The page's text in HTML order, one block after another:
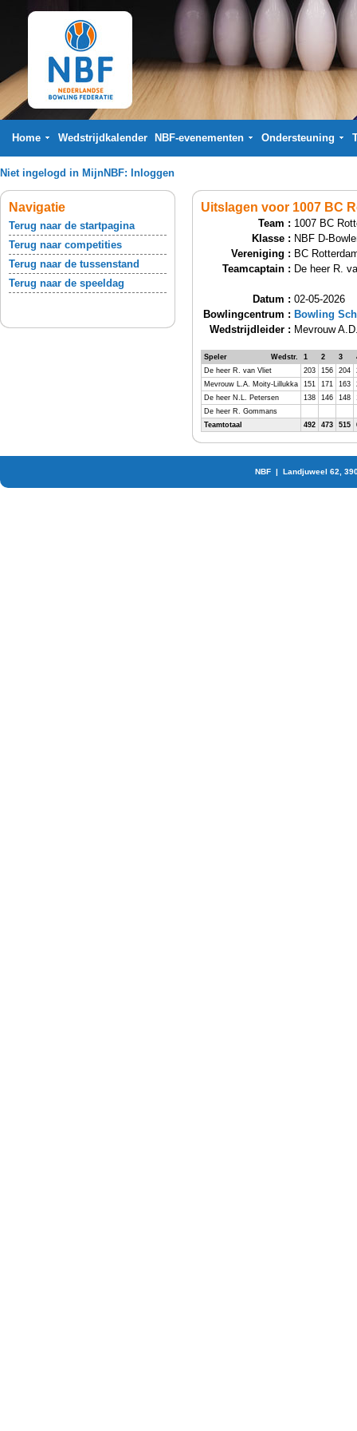
Home Wedstrijdkalender NBF-evenementen Ondersteuning
Niet ingelogd in MijnNBF: Inloggen
Navigatie
Terug naar de startpagina
Terug naar competities
Terug naar de tussenstand
Terug naar de speeldag
Uitslagen voor 1007 BC
Team : 1007 BC
Klasse : NBF D-
Vereniging : BC
Teamcaptain : De heer R.
Datum : 02-05-2026
Bowlingcentrum : Bowling
Wedstrijdleider : Mevrouw
Speler Wedstr. 1 2 3
De heer R. van Vliet
203 156 204
Mevrouw L.A. Moity-Lillukka
151 171 163
De heer N.L. Petersen
138 146 148
De heer R. Gommans
Teamtotaal
492 473 515
NBF | Landjuweel 62,